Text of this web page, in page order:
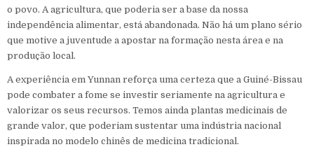
o povo. A agricultura, que poderia ser a base da nossa
independência alimentar, está abandonada. Não há um plano sério
que motive a juventude a apostar na formação nesta área e na
produção local.
A experiência em Yunnan reforça uma certeza que a Guiné-Bissau
pode combater a fome se investir seriamente na agricultura e
valorizar os seus recursos. Temos ainda plantas medicinais de
grande valor, que poderiam sustentar uma indústria nacional
inspirada no modelo chinês de medicina tradicional.